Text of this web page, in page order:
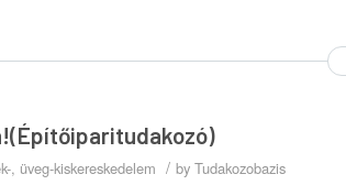
, üveg-kiskereskedelem / by Tudakozobazis